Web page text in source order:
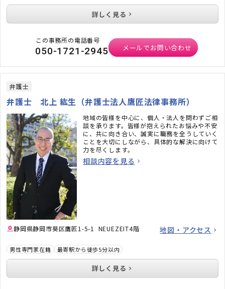
詳しく見る
この事務所の電話番号
050-1721-2945 メールでお問い合わせ
弁護士
弁護士 北上 紘生（弁護士法人鷹匠法律事務所）
地域の皆様を中心に、個人・法人を問わずご相
談を承ります。皆様が抱えられたお悩みや不安
に、共に向き合い、誠実に職務を全うしていく
ことを大切にしながら、具体的な解決に向けて
力を尽くします。
相談内容を見る
静岡県静岡市葵区鷹匠1-5-1 NEUEZEIT4階 地図・アクセス
男性専門家在籍 最寄駅から徒歩5分以内
詳しく見る